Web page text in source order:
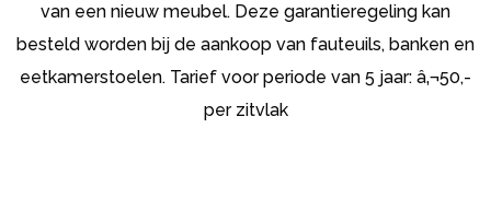
van een nieuw meubel. Deze garantieregeling kan
besteld worden bij de aankoop van fauteuils, banken en
eetkamerstoelen. Tarief voor periode van 5 jaar: â‚¬50,-
per zitvlak